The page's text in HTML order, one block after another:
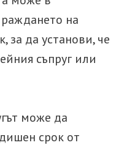
на
за да установи, че
съпруг или
може да
срок от